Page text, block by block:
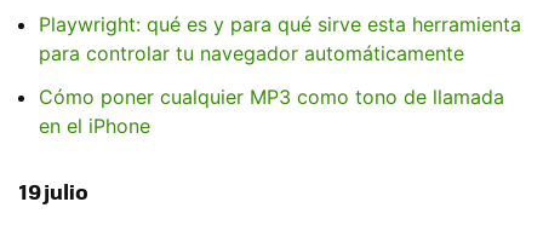
Playwright: qué es y para qué sirve esta herramienta
para controlar tu navegador automáticamente
Cómo poner cualquier MP3 como tono de llamada
en el iPhone
19 julio